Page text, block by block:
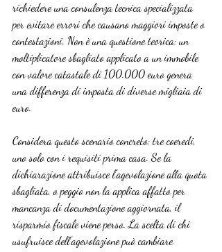
richiedere una consulenza tecnica specializzata
per evitare errori che causano maggiori imposte o
contestazioni. Non è una questione teorica: un
moltiplicatore sbagliato applicato a un immobile
con valore catastale di 100.000 euro genera
una differenza di imposta di diverse migliaia di
euro.
Considera questo scenario concreto: tre coeredi,
uno solo con i requisiti prima casa. Se la
dichiarazione attribuisce l’agevolazione alla quota
sbagliata, o peggio non la applica affatto per
mancanza di documentazione aggiornata, il
risparmio fiscale viene perso. La scelta di chi
usufruisce dell’agevolazione può cambiare